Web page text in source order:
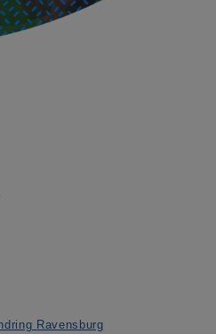
Ravensburg